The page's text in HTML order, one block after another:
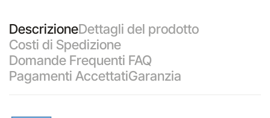
DescrizioneDettagli del prodotto
Costi di Spedizione
Domande Frequenti FAQ
Pagamenti AccettatiGaranzia